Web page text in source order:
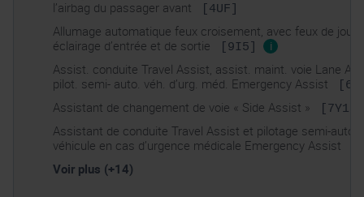
l’airbag du passager avant
[4UF]
Allumage automatique feux croisement, avec feux de jour
éclairage d’entrée et de sortie
[9I5] i
Assist. conduite Travel Assist, assist. maint. voie Lane
pilot. semi- auto. véh. d’urg. méd. Emergency Assist
Assistant de changement de voie « Side Assist » [7Y1]
Assistant de conduite Travel Assist et pilotage semi-auto.
véhicule en cas d’urgence médicale Emergency Assist
Voir plus (+14)